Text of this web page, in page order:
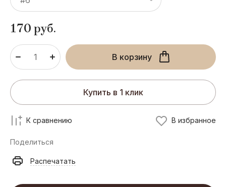
170 руб.
В корзину
Купить в 1 клик
К сравнению В избранное
Поделиться
Распечатать